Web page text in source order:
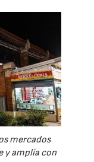
mercados
y amplía con